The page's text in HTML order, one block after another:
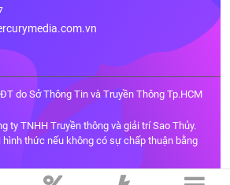
do Sở Thông Tin và Truyền Thông Tp.HCM
ty TNHH Truyền thông và giải trí Sao Thủy.
thức nếu không có sự chấp thuận bằng